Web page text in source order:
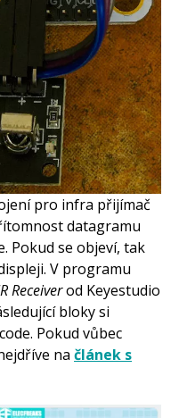
pro infra přijímač
datagramu
Pokud se objeví, tak
V programu
Receiverod Keyestudio
bloky si
Pokud vůbec
na článek s